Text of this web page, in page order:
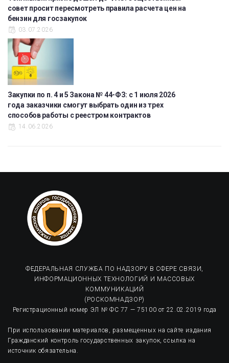
совет просит пересмотреть правила расчета цен на
бензин для госзакупок
03.07.2026
Закупки по п. 4 и 5 Закона № 44-ФЗ: с 1 июля 2026
года заказчики смогут выбрать один из трех
способов работы с реестром контрактов
14.06.2026
ФЕДЕРАЛЬНАЯ СЛУЖБА ПО НАДЗОРУ В СФЕРЕ СВЯЗИ,
ИНФОРМАЦИОННЫХ ТЕХНОЛОГИЙ И МАССОВЫХ
КОММУНИКАЦИЙ
(РОСКОМНАДЗОР)
Регистрационный номер ЭЛ № ФС 77 — 75100 от 22.02.2019 года
При использовании материалов, размещенных на сайте издания
Гражданский контроль государственных закупок, ссылка на
источник обязательна.